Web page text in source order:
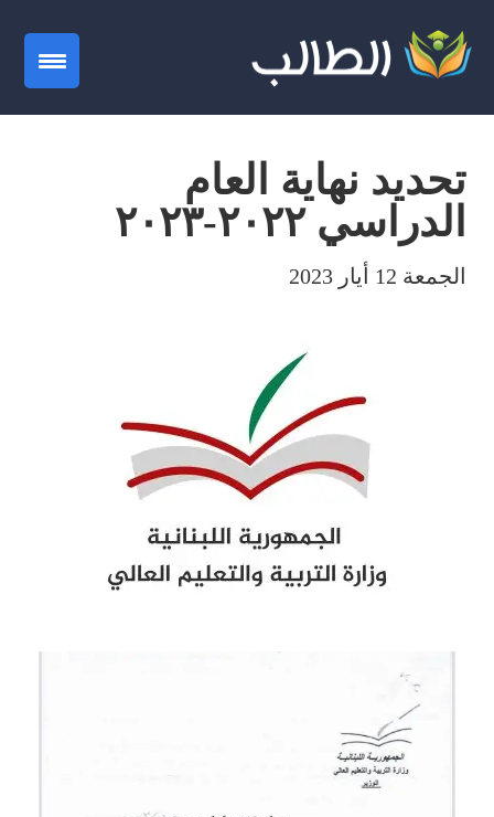
تحديد نهاية العام
الدراسي ٢٠٢٢-٢٠٢٣
الجمعة 12 أيار 2023